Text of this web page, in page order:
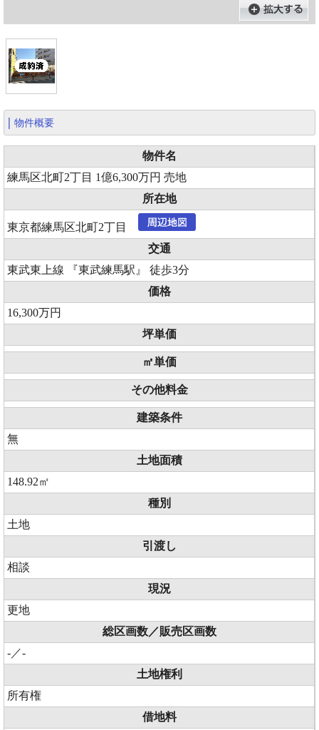
物件概要
物件名
練馬区北町2丁目 1億6,300万円 売地
所在地
東京都練馬区北町2丁目
交通
東武東上線 『東武練馬駅』 徒歩3分
価格
16,300万円
坪単価
㎡単価
その他料金
建築条件
無
土地面積
148.92㎡
種別
土地
引渡し
相談
現況
更地
総区画数／販売区画数
-／-
土地権利
所有権
借地料